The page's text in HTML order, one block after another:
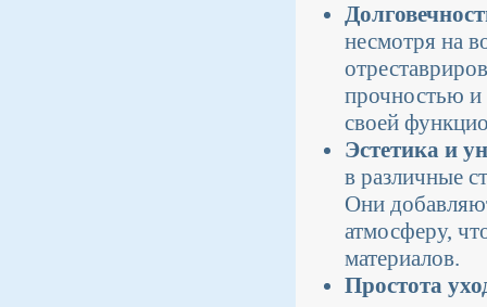
несмотря на
прочностью и
своей
Эстетика и
в различные
Они
атмосферу,
материалов.
Простота